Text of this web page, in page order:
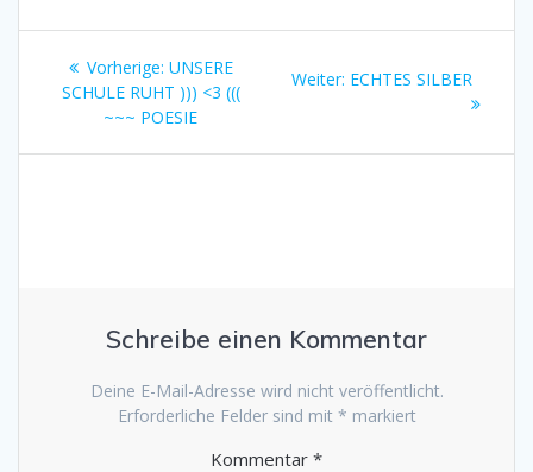
Beitragsnavigation
Vorherige: Vorheriger
Beitrag:
UNSERE
SCHULE RUHT ))) <3 (((
~~~ POESIE
Weiter: Nächster
ECHTES SILBER
Schreibe einen Kommentar
Deine E-Mail-Adresse wird nicht veröffentlicht.
Erforderliche Felder sind mit * markiert
Kommentar *